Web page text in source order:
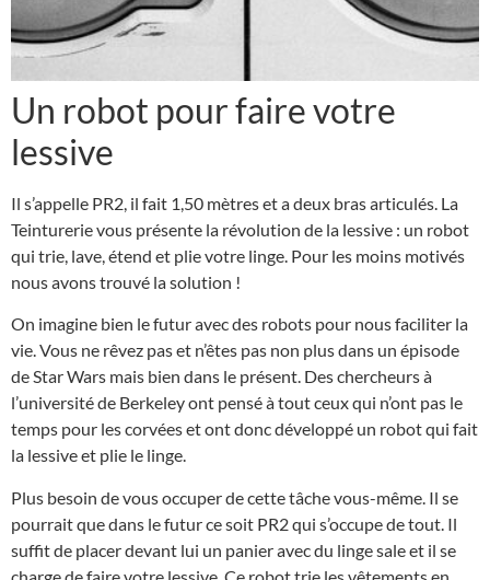
Un robot pour faire votre
lessive
Il s’appelle PR2, il fait 1,50 mètres et a deux bras articulés. La
Teinturerie vous présente la révolution de la lessive : un robot
qui trie, lave, étend et plie votre linge. Pour les moins motivés
nous avons trouvé la solution !
On imagine bien le futur avec des robots pour nous faciliter la
vie. Vous ne rêvez pas et n’êtes pas non plus dans un épisode
de Star Wars mais bien dans le présent. Des chercheurs à
l’université de Berkeley ont pensé à tout ceux qui n’ont pas le
temps pour les corvées et ont donc développé un robot qui fait
la lessive et plie le linge.
Plus besoin de vous occuper de cette tâche vous-même. Il se
pourrait que dans le futur ce soit PR2 qui s’occupe de tout. Il
suffit de placer devant lui un panier avec du linge sale et il se